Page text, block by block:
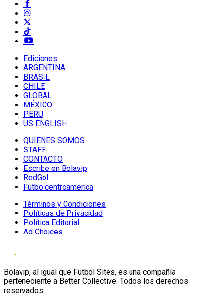
Ediciones
ARGENTINA
BRASIL
CHILE
GLOBAL
MÉXICO
PERU
US ENGLISH
QUIENES SOMOS
STAFF
CONTACTO
Escribe en Bolavip
RedGol
Futbolcentroamerica
Términos y Condiciones
Políticas de Privacidad
Política Editorial
Ad Choices
Bolavip, al igual que Futbol Sites, es una compañía
perteneciente a Better Collective. Todos los derechos
reservados